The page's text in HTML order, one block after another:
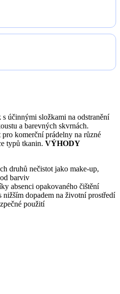
účinnými složkami na odstranění
a barevných skvrnách.
komerční prádelny na různé
typů tkanin. VÝHODY
druhů nečistot jako make-up,
barviv
absenci opakovaného čištění
nižším dopadem na životní prostředí
použití